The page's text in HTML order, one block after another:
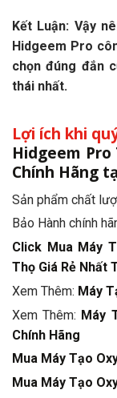
Kết Luận: Vậy
Hidgeem Pro
chọn đúng đắn
thái nhất.
Lợi ích khi
Hidgeem Pro
Chính Hãng
Sản phẩm chất
Bảo Hành chính
Click Mua Máy
Thọ Giá Rẻ Nhất
Xem Thêm: Máy
Xem Thêm: Máy
Chính Hãng
Mua Máy Tạo
Mua Máy Tạo